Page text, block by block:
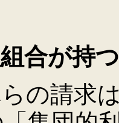
が持つ
求は、